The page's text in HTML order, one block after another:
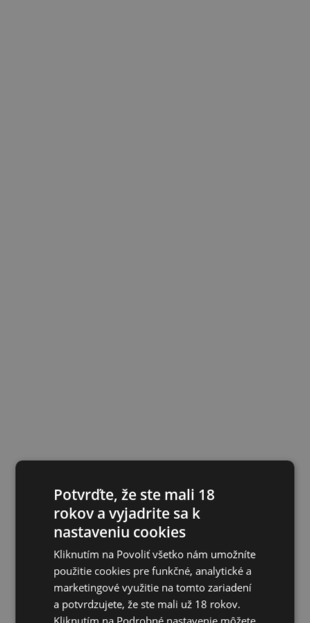
Potvrďte, že ste mali 18
rokov a vyjadrite sa k
nastaveniu cookies
Kliknutím na Povoliť všetko nám umožníte
použitie cookies pre funkčné, analytické a
marketingové využitie na tomto zariadení
a potvrdzujete, že ste mali už 18 rokov.